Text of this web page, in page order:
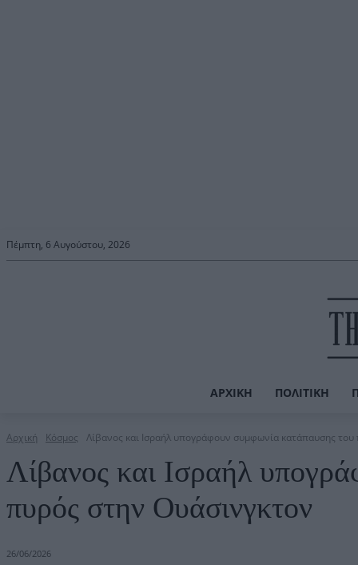
Πέμπτη, 6 Αυγούστου, 2026
ΑΡΧΙΚΉ ΠΟΛΙΤΙΚΉ
Αρχική Κόσμος Λίβανος και Ισραήλ υπογράφουν συμφωνία κατάπαυσης
Λίβανος και Ισραήλ
πυρός στην Ουάσινγκτον
26/06/2026